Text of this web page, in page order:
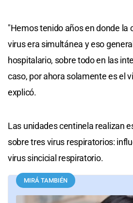
"Hemos tenido años en donde la
virus era simultánea y eso
hospitalario, sobre todo en las
caso, por ahora solamente es el
explicó.
Las unidades centinela realizan
sobre tres virus respiratorios:
virus sincicial respiratorio.
MIRÁ TAMBIÉN